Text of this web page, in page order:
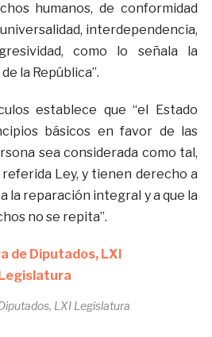
humanos, de conformidad
interdependencia,
como lo señala la
la República”.
establece que “el Estado
básicos en favor de las
sea considerada como tal,
Ley, y tienen derecho a
la reparación integral y a que la
no se repita”.
LXI Legislatura